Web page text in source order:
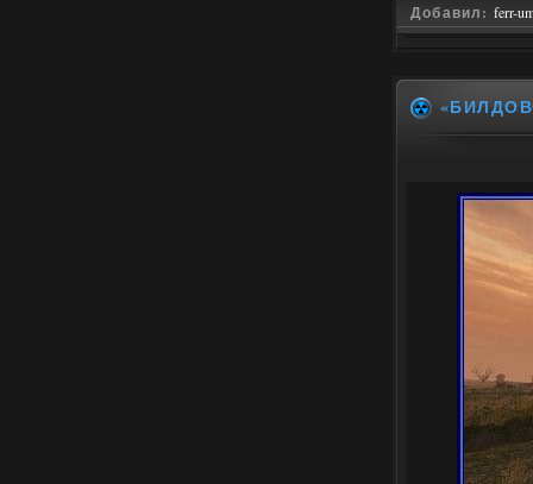
Добавил: ferr-